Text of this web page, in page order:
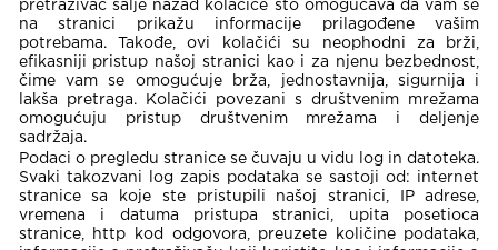
pretraživač šalje nazad kolačiće što omogućava da vam se
na stranici prikažu informacije prilagođene vašim
potrebama. Takođe, ovi kolačići su neophodni za brži,
efikasniji pristup našoj stranici kao i za njenu bezbednost,
čime vam se omogućuje brža, jednostavnija, sigurnija i
lakša pretraga. Kolačići povezani s društvenim mrežama
omogućuju pristup društvenim mrežama i deljenje
sadržaja.
Podaci o pregledu stranice se čuvaju u vidu log in datoteka.
Svaki takozvani log zapis podataka se sastoji od: internet
stranice sa koje ste pristupili našoj stranici, IP adrese,
vremena i datuma pristupa stranici, upita posetioca
stranice, http kod odgovora, preuzete količine podataka,